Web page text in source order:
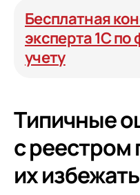
Бесплатная
эксперта 1С
учету
Типичные
с реестром
их избежать
Я даю согласие на
данныхв